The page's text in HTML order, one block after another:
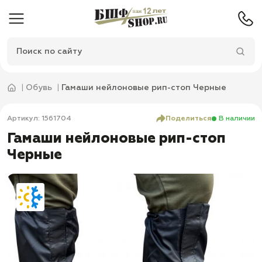
Обувь Гамаши нейлоновые рип-стоп Черные
Артикул: 1561704 Поделиться В наличии
Гамаши нейлоновые рип-стоп
Черные